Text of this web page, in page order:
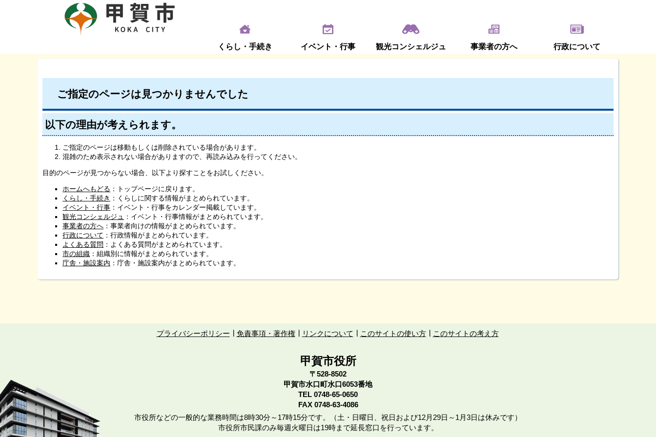
くらし・手続き イベント・行事 観光コンシェルジュ 事業者の方へ 行政について
ご指定のページは見つかりませんでした
以下の理由が考えられます。
ご指定のページは移動もしくは削除されている場合があります。
混雑のため表示されない場合がありますので、再読み込みを行ってください。
目的のページが見つからない場合、以下より探すことをお試しください。
ホームへもどる ：トップページに戻ります。
くらし・手続き ：くらしに関する情報がまとめられています。
イベント・行事 ：イベント・行事をカレンダー掲載しています。
観光コンシェルジュ ：イベント・行事情報がまとめられています。
事業者の方へ ：事業者向けの情報がまとめられています。
行政について ：行政情報がまとめられています。
よくある質問 ：よくある質問がまとめられています。
市の組織 ：組織別に情報がまとめられています。
庁舎・施設案内 ：庁舎・施設案内がまとめられています。
プライバシーポリシー 免責事項・著作権 リンクについて このサイトの使い方 このサイトの考え方
甲賀市役所
〒528-8502
甲賀市水口町水口6053番地
TEL 0748-65-0650
FAX 0748-63-4086
市役所などの一般的な業務時間は8時30分～17時15分です。（土・日曜日、祝日および12月29日～1月3日は休みです）
市役所市民課のみ毎週火曜日は19時まで延長窓口を行っています。